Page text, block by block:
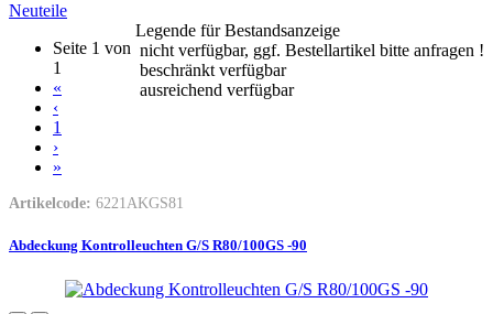
Neuteile
Legende für Bestandsanzeige
nicht verfügbar, ggf. Bestellartikel bitte anfragen !
beschränkt verfügbar
ausreichend verfügbar
Seite 1 von
1
«
‹
1
›
»
Artikelcode: 6221AKGS81
Abdeckung Kontrolleuchten G/S R80/100GS -90